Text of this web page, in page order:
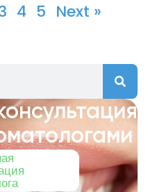
4 5 Next »